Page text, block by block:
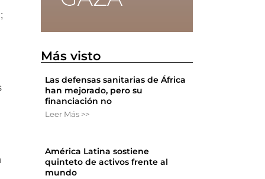
Más visto
Las defensas sanitarias de África
han mejorado, pero su
financiación no
Leer Más >>
América Latina sostiene
quinteto de activos frente al
mundo